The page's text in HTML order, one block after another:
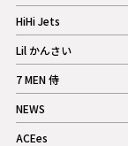
記事
HiHi Jets
記事
Lil かんさい
記事
7 MEN 侍
記事
NEWS
記事
ACEes